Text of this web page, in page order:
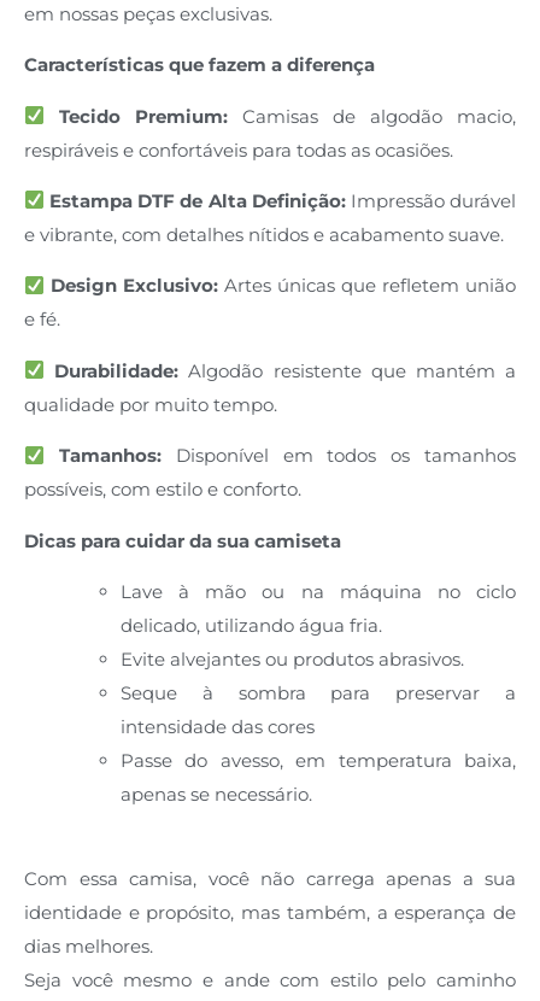
em nossas peças exclusivas.
Características que fazem a diferença
Tecido Premium: Camisas de algodão macio,
respiráveis e confortáveis para todas as ocasiões.
Estampa DTF de Alta Definição:Impressão durável
e vibrante, com detalhes nítidos e acabamento suave.
Design Exclusivo: Artes únicas que refletem união
e fé.
Durabilidade: Algodão resistente que mantém a
qualidade por muito tempo.
Tamanhos:Disponível em todos os tamanhos
possíveis, com estilo e conforto.
Dicas para cuidar da sua camiseta
Lave à mão ou na máquina no ciclo
delicado, utilizando água fria.
Evite alvejantes ou produtos abrasivos.
Seque à sombra para preservar a
intensidade das cores
Passe do avesso, em temperatura baixa,
apenas se necessário.
Com essa camisa, você não carrega apenas a sua
identidade e propósito, mas também, a esperança de
dias melhores.
Seja você mesmo e ande com estilo pelo caminho